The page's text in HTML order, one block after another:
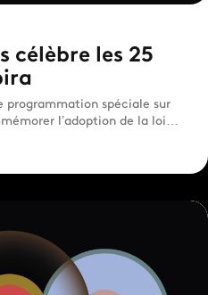
célèbre les 25
programmation spéciale sur
l’adoption de la loi